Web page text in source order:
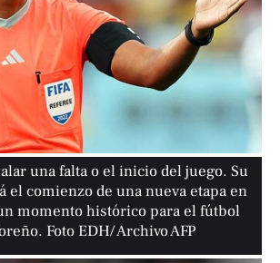
una falta o el inicio del juego. Su
el comienzo de una nueva etapa en
momento histórico para el fútbol
Foto EDH/ Archivo AFP